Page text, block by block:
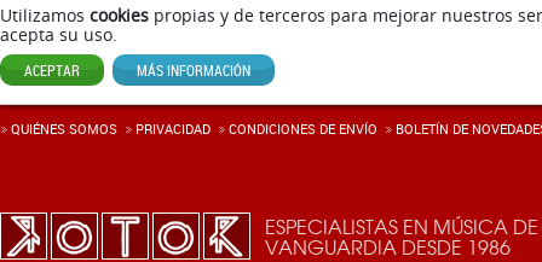
Utilizamos cookies propias y de terceros para mejorar nuestros
acepta su uso.
ACEPTAR MÁS INFORMACIÓN
ESPECIALISTAS EN MÚSICA DE
VANGUARDIA DESDE 1986
QUIÉNES SOMOS PRIVACIDAD CONDICIONES DE ENVÍ­O BOLETÍN DE